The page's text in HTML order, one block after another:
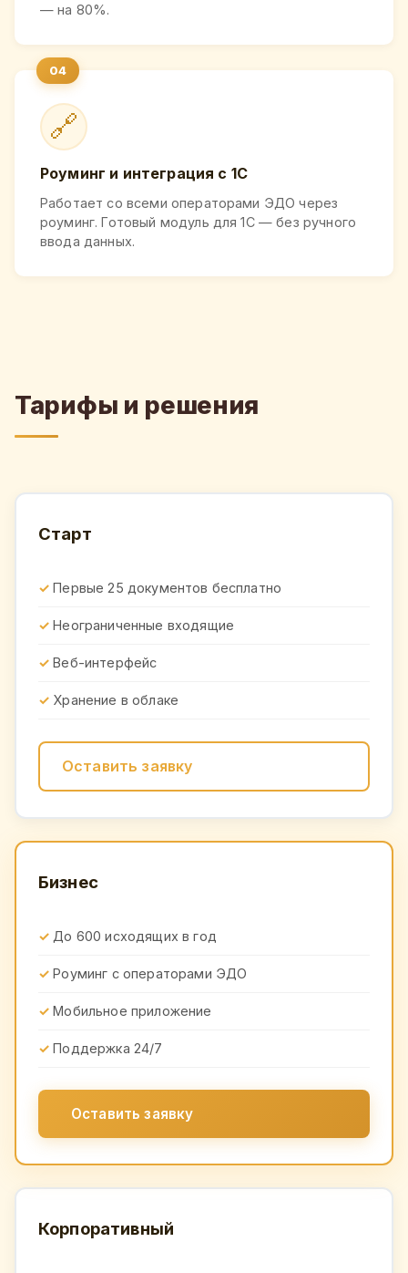
— на 80%.
🔗
Роуминг и интеграция с 1С
Работает со всеми операторами ЭДО через
роуминг. Готовый модуль для 1С — без ручного
ввода данных.
Тарифы и решения
Старт
Первые 25 документов бесплатно
Неограниченные входящие
Веб-интерфейс
Хранение в облаке
Оставить заявку
Бизнес
До 600 исходящих в год
Роуминг с операторами ЭДО
Мобильное приложение
Поддержка 24/7
Оставить заявку
Корпоративный